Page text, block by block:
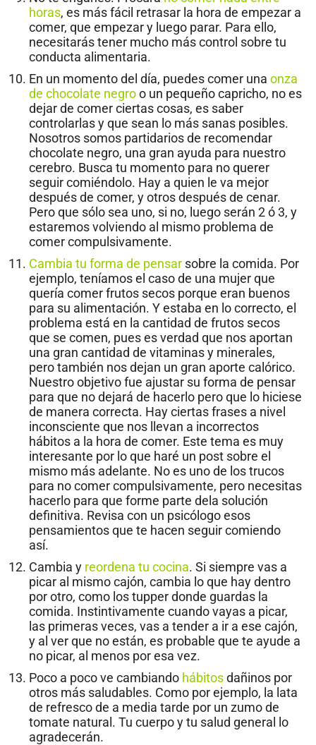
horas, es más fácil retrasar la hora de empezar a
comer, que empezar y luego parar. Para ello,
necesitarás tener mucho más control sobre tu
conducta alimentaria.
En un momento del día, puedes comer una onza
de chocolate negroo un pequeño capricho, no es
dejar de comer ciertas cosas, es saber
controlarlas y que sean lo más sanas posibles.
Nosotros somos partidarios de recomendar
chocolate negro, una gran ayuda para nuestro
cerebro. Busca tu momento para no querer
seguir comiéndolo. Hay a quien le va mejor
después de comer, y otros después de cenar.
Pero que sólo sea uno, si no, luego serán 2 ó 3, y
estaremos volviendo al mismo problema de
comer compulsivamente.
Cambia tu forma de pensar sobre la comida. Por
ejemplo, teníamos el caso de una mujer que
quería comer frutos secos porque eran buenos
para su alimentación. Y estaba en lo correcto, el
problema está en la cantidad de frutos secos
que se comen, pues es verdad que nos aportan
una gran cantidad de vitaminas y minerales,
pero también nos dejan un gran aporte calórico.
Nuestro objetivo fue ajustar su forma de pensar
para que no dejará de hacerlo pero que lo hiciese
de manera correcta. Hay ciertas frases a nivel
inconsciente que nos llevan a incorrectos
hábitos a la hora de comer. Este tema es muy
interesante por lo que haré un post sobre el
mismo más adelante. No es uno de los trucos
para no comer compulsivamente, pero necesitas
hacerlo para que forme parte dela solución
definitiva. Revisa con un psicólogo esos
pensamientos que te hacen seguir comiendo
así.
Cambia y reordena tu cocina. Si siempre vas a
picar al mismo cajón, cambia lo que hay dentro
por otro, como los tupper donde guardas la
comida. Instintivamente cuando vayas a picar,
las primeras veces, vas a tender a ir a ese cajón,
y al ver que no están, es probable que te ayude a
no picar, al menos por esa vez.
Poco a poco ve cambiando hábitosdañinos por
otros más saludables. Como por ejemplo, la lata
de refresco de a media tarde por un zumo de
tomate natural. Tu cuerpo y tu salud general lo
agradecerán.